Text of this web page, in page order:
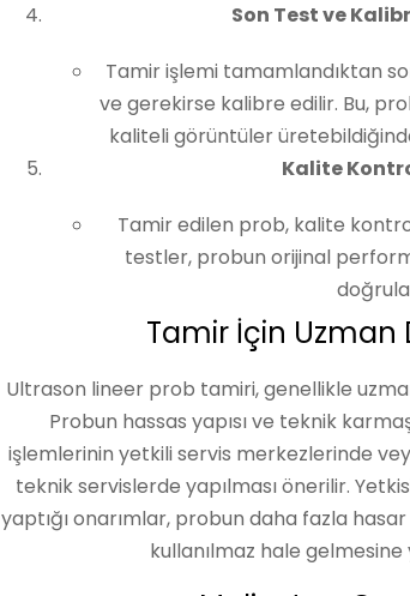
Son Test ve
Tamir işlemi tamamlandıktan
ve gerekirse kalibre edilir. Bu,
kaliteli görüntüler
Kalite
Tamir edilen prob, kalite
testler, probun orijinal
Tamir İçin Uzman
Ultrason lineer prob tamiri, genellikle
Probun hassas yapısı ve teknik
işlemlerinin yetkili servis merkezlerinde
teknik servislerde yapılması önerilir.
yaptığı onarımlar, probun daha fazla
kullanılmaz hale gelmesine